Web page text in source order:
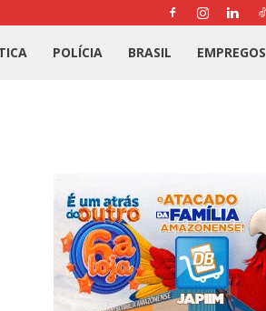
POLÍCIA BRASIL EMPREGOS